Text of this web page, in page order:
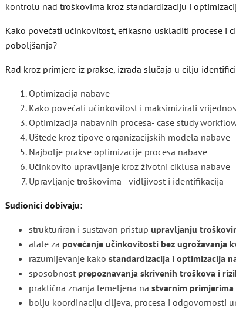
kontrolu nad troškovima kroz standardizaciju i
Kako povećati učinkovitost, efikasno uskladiti procese i
poboljšanja?
Rad kroz primjere iz prakse, izrada slučaja u cilju
Optimizacija nabave
Kako povećati učinkovitost i maksimizirali
Optimizacija nabavnih procesa- case study
Uštede kroz tipove organizacijskih modela nabave
Najbolje prakse optimizacije procesa nabave
Učinkovito upravljanje kroz životni ciklusa nabave
Upravljanje troškovima - vidljivost i identifikacija
Sudionici dobivaju:
strukturiran i sustavan pristup upravljanju
alate za povećanje učinkovitosti bez ugrožavanja
razumijevanje kako standardizacija i optimizacija
sposobnost prepoznavanja skrivenih troškova i
praktična znanja temeljena na stvarnim
bolju koordinaciju ciljeva, procesa i odgovornosti